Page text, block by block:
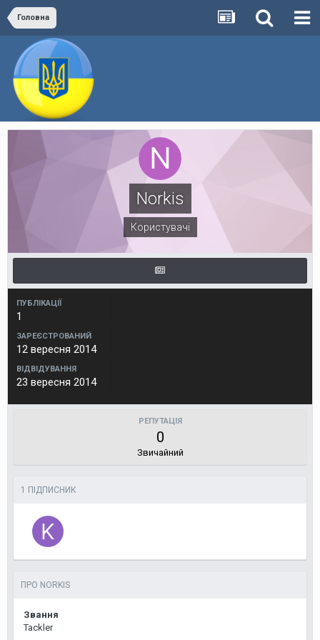
Головна
Norkis
Користувачі
ПУБЛІКАЦІЇ
1
ЗАРЕЄСТРОВАНИЙ
12 вересня 2014
ВІДВІДУВАННЯ
23 вересня 2014
РЕПУТАЦІЯ
0
Звичайний
1 ПІДПИСНИК
ПРО NORKIS
Звання
Tackler